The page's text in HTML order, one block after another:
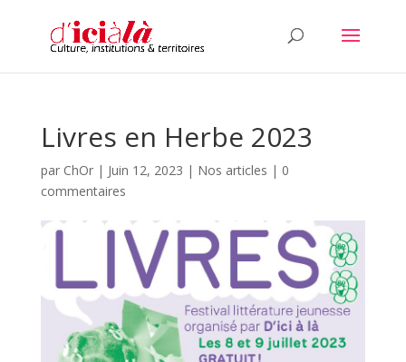
Livres en Herbe 2023
par ChOr| Juin 12, 2023 | Nos articles | 0
commentaires